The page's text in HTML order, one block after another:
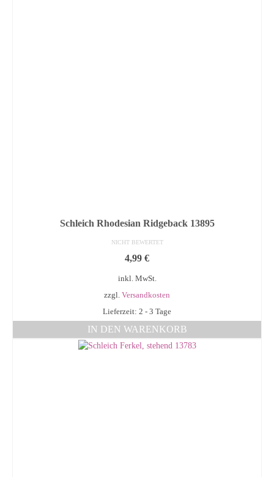
Schleich Rhodesian Ridgeback 13895
NICHT BEWERTET
4,99 €
inkl. MwSt.
zzgl. Versandkosten
Lieferzeit: 2 - 3 Tage
IN DEN WARENKORB